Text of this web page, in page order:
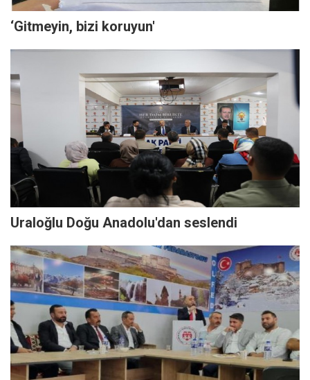
‘Gitmeyin, bizi koruyun'
Uraloğlu Doğu Anadolu'dan seslendi